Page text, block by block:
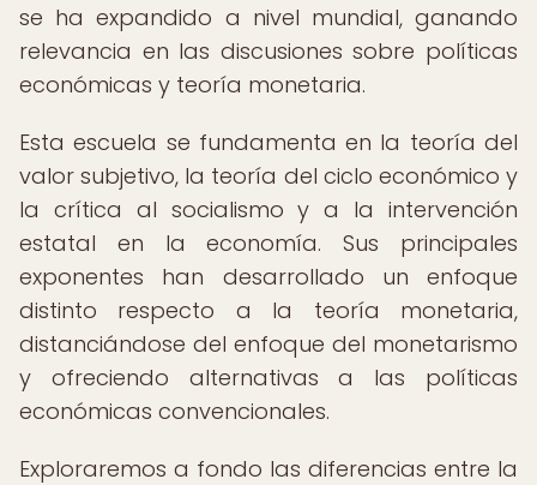
se ha expandido a nivel mundial, ganando
relevancia en las discusiones sobre políticas
económicas y teoría monetaria.
Esta escuela se fundamenta en la teoría del
valor subjetivo, la teoría del ciclo económico y
la crítica al socialismo y a la intervención
estatal en la economía. Sus principales
exponentes han desarrollado un enfoque
distinto respecto a la teoría monetaria,
distanciándose del enfoque del monetarismo
y ofreciendo alternativas a las políticas
económicas convencionales.
Exploraremos a fondo las diferencias entre la